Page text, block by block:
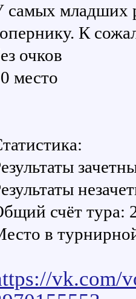
самых младших
К
очков
место
счёт тура:
в
vk.com/